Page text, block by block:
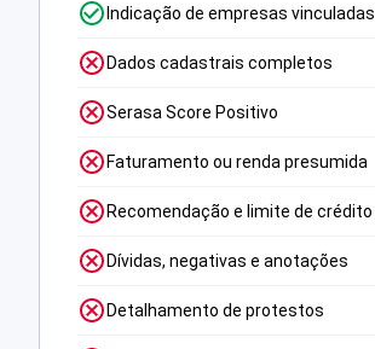
Indicação de empresas vinculadas
Dados cadastrais completos
Serasa Score Positivo
Faturamento ou renda presumida
Recomendação e limite de crédito
Dívidas, negativas e anotações
Detalhamento de protestos